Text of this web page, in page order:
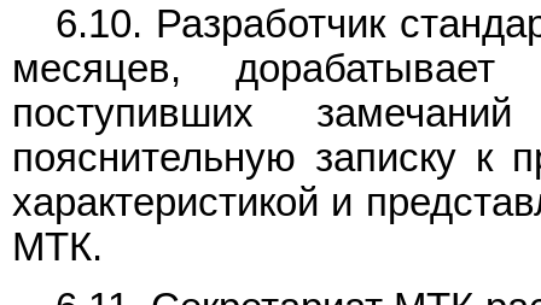
6.10. Разработчик
месяцев,
поступивших
пояснительную записку к
характеристикой и
МТК.